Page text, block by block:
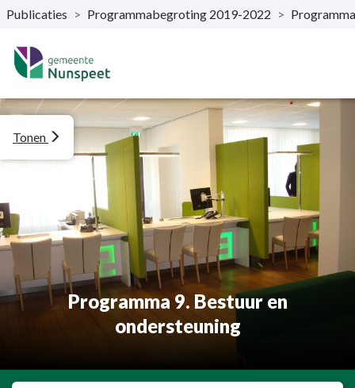
Naar hoofdinhoud
Publicaties > Programmabegroting 2019-2022 >
Programma 9. Bestuur en
ondersteuning
Tonen